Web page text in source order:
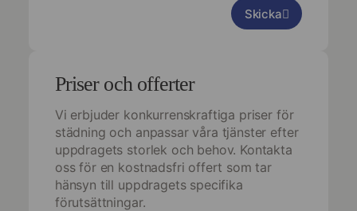
Skicka
Priser och offerter
Vi erbjuder konkurrenskraftiga priser för
städning och anpassar våra tjänster efter
uppdragets storlek och behov. Kontakta
oss för en kostnadsfri offert som tar
hänsyn till uppdragets specifika
förutsättningar.